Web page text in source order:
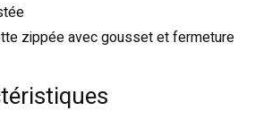
zippée avec gousset et fermeture